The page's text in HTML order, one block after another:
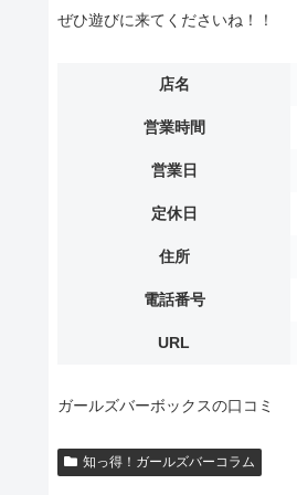
ぜひ遊びに来てくださいね！！
店名
営業時間
営業日
定休日
住所
電話番号
URL
ガールズバーボックスの口コミ
知っ得！ガールズバーコラム